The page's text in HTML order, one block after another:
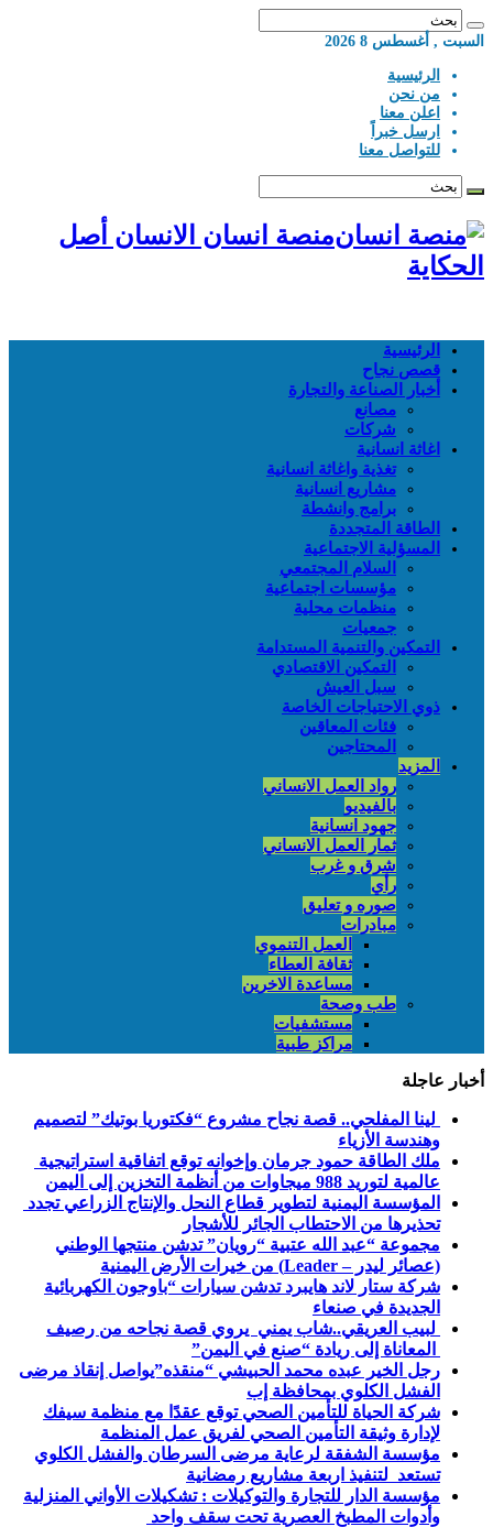
السبت , أغسطس 8 2026
الرئيسية
من نحن
اعلن معنا
ارسل خبراً
للتواصل معنا
منصة انسان الانسان أصل
الحكاية
الرئيسية
قصص نجاح
أخبار الصناعة والتجارة
مصانع
شركات
اغاثة انسانية
تغذية واغاثة انسانية
مشاريع انسانية
برامج وانشطة
الطاقة المتجددة
المسؤلية الاجتماعية
السلام المجتمعي
مؤسسات اجتماعية
منظمات محلية
جمعيات
التمكين والتنمية المستدامة
التمكين الاقتصادي
سبل العيش
ذوي الاحتياجات الخاصة
فئات المعاقين
المحتاجين
المزيد
رواد العمل الانساني
بالفيديو
جهود انسانية
ثمار العمل الانساني
شرق و غرب
رأي
صوره و تعليق
مبادرات
العمل التنموي
ثقافة العطاء
مساعدة الاخرين
طب وصحة
مستشفيات
مراكز طبية
أخبار عاجلة
لينا المفلحي.. قصة نجاح مشروع “فكتوريا بوتيك” لتصميم
وهندسة الأزياء
ملك الطاقة حمود جرمان وإخوانه توقع اتفاقية استراتيجية
عالمية لتوريد 988 ميجاوات من أنظمة التخزين إلى اليمن
المؤسسة اليمنية لتطوير قطاع النحل والإنتاج الزراعي تجدد
تحذيرها من الاحتطاب الجائر للأشجار
مجموعة “عبد الله عتبية “رويان” تدشن منتجها الوطني
(عصائر ليدر – Leader) من خيرات الأرض اليمنية
شركة ستار لاند هايبرد تدشن سيارات “باوجون الكهربائية
الجديدة في صنعاء
لبيب العريقي..شاب يمني يروي قصة نجاحه من رصيف
المعاناة إلى ريادة “صنع في اليمن”
رجل الخير عبده محمد الحبيشي “منقذه”يواصل إنقاذ مرضى
الفشل الكلوي بمحافظة إب
شركة الحياة للتأمين الصحي توقع عقدًا مع منظمة سيفك
لإدارة وثيقة التأمين الصحي لفريق عمل المنظمة
مؤسسة الشفقة لرعاية مرضى السرطان والفشل الكلوي
تستعد لتنفيذ اربعة مشاريع رمضانية
مؤسسة الدار للتجارة والتوكيلات : تشكيلات الأواني المنزلية
وأدوات المطبخ العصرية تحت سقف واحد